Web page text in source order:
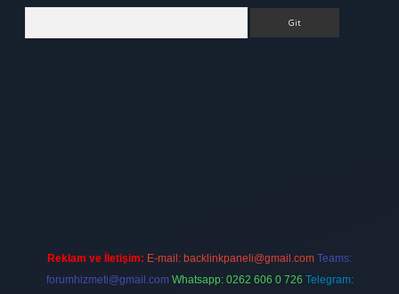
Reklam ve İletişim: E-mail: backlinkpaneli@gmail.com Teams:
forumhizmeti@gmail.com Whatsapp: 0262 606 0 726 Telegram: